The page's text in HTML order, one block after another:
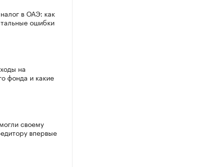
в ОАЭ: как
ошибки
на
фонда и какие
своему
впервые